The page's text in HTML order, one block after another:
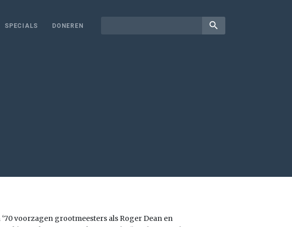
SPECIALS DONEREN search
voorzagen grootmeesters als Roger Dean en